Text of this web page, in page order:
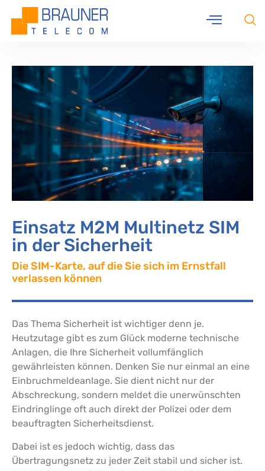
Einsatz M2M Multinetz SIM
in der Sicherheit
Die SIM-Karte, auf die Sie sich im Ernstfall
verlassen können
Das Thema Sicherheit ist wichtiger denn je.
Heutzutage gibt es zum Glück moderne technische
Anlagen, die Ihre Sicherheit vollumfänglich
gewährleisten können. Denken Sie nur einmal an eine
Einbruchmeldeanlage. Sie dient nicht nur der
Abschreckung, sondern meldet die unerwünschten
Eindringlinge oft auch direkt der Polizei oder dem
beauftragten Sicherheitsdienst.
Dabei ist es jedoch wichtig, dass das
Übertragungsnetz zu jeder Zeit stabil und sicher ist.